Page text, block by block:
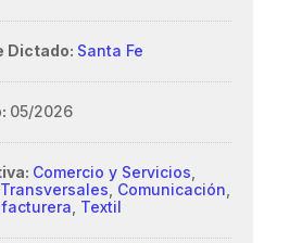
Dictado: Santa Fe
05/2026
Comercio y Servicios
Comunicación
Textil